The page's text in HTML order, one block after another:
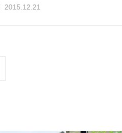
2015.12.21